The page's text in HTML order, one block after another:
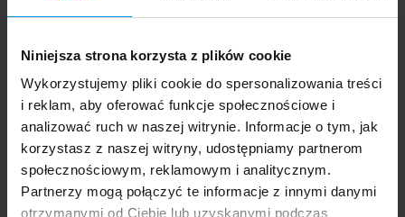
Niniejsza strona korzysta z plików cookie
Wykorzystujemy pliki cookie do spersonalizowania treści
i reklam, aby oferować funkcje społecznościowe i
analizować ruch w naszej witrynie. Informacje o tym, jak
korzystasz z naszej witryny, udostępniamy partnerom
społecznościowym, reklamowym i analitycznym.
Partnerzy mogą połączyć te informacje z innymi danymi
otrzymanymi od Ciebie lub uzyskanymi podczas
Ekspert
udzielenie wywiadu
komentarz do artykułu
udział w audycji radiowej na żywo
udział w nagraniu audycji radiowej
udział w audycji telewizyjnej na żywo
udział w nagraniu audycji telewizyjnej
Inne
Opisz temat zapytania
Prosimy opisać problem, zjawisko czy
wydarzenie, które będą przedmiotem komentarza eksperta: